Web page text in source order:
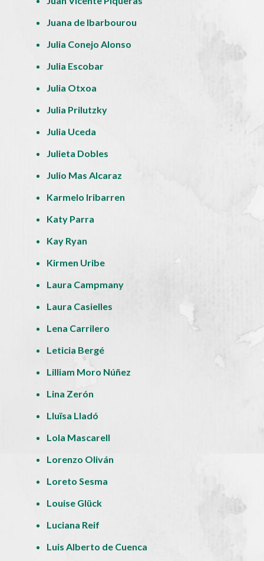
Juana de Ibarbourou
Julia Conejo Alonso
Julia Escobar
Julia Otxoa
Julia Prilutzky
Julia Uceda
Julieta Dobles
Julio Mas Alcaraz
Karmelo Iribarren
Katy Parra
Kay Ryan
Kirmen Uribe
Laura Campmany
Laura Casielles
Lena Carrilero
Leticia Bergé
Lilliam Moro Núñez
Lina Zerón
Lluïsa Lladó
Lola Mascarell
Lorenzo Oliván
Loreto Sesma
Louise Glück
Luciana Reif
Luis Alberto de Cuenca